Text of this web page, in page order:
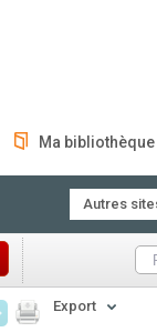
Ma bibliothèque
Autres
Export